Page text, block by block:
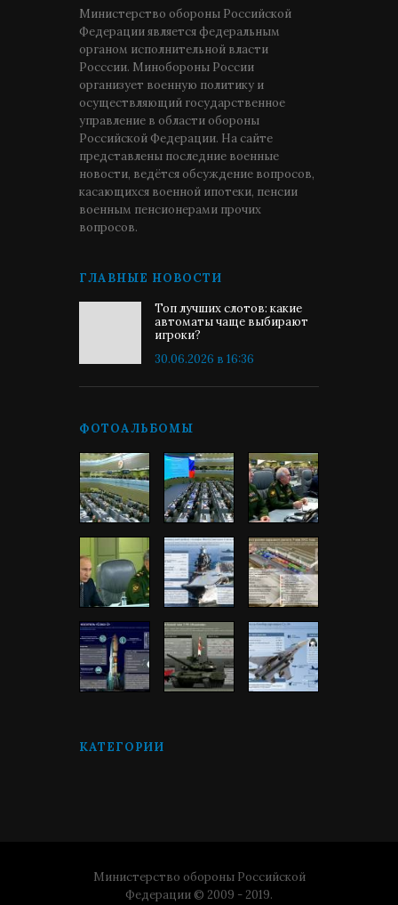
Министерство обороны Российской
Федерации является федеральным
органом исполнительной власти
Росссии. Минобороны России
организует военную политику и
осуществляющий государственное
управление в области обороны
Российской Федерации. На сайте
представлены последние военные
новости, ведётся обсуждение вопросов,
касающихся военной ипотеки, пенсии
военным пенсионерами прочих
вопросов.
ГЛАВНЫЕ НОВОСТИ
Топ лучших слотов: какие
автоматы чаще выбирают
игроки?
30.06.2026 в 16:36
ФОТОАЛЬБОМЫ
КАТЕГОРИИ
Министерство обороны Российской
Федерации © 2009 - 2019.